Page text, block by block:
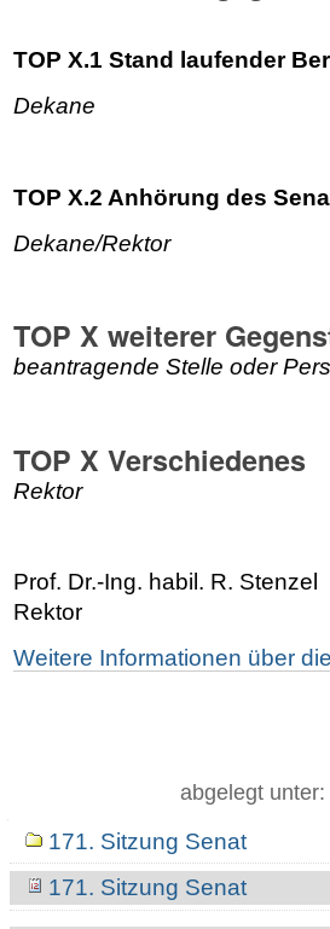
TOP X.1 Stand laufender
Dekane
TOP X.2 Anhörung des
Dekane/Rektor
TOP X weiterer
beantragende Stelle oder
TOP X Verschiedenes
Rektor
Prof. Dr.-Ing. habil. R. Stenzel
Rektor
Weitere Informationen über
abgelegt unter:
Navigation171. Sitzung Senat
171. Sitzung Senat